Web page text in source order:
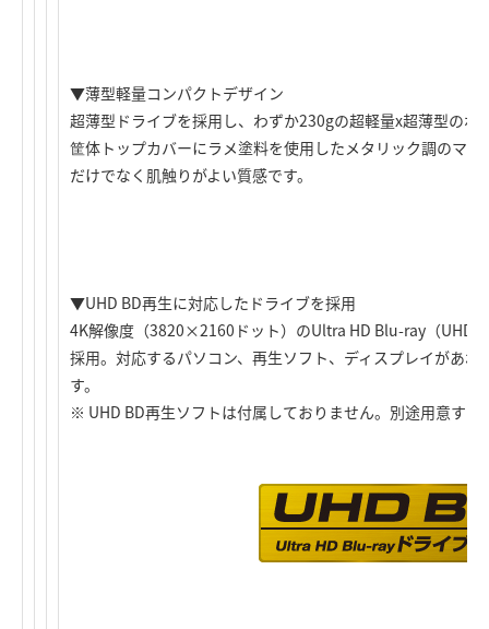
▼薄型軽量コンパクトデザイン
超薄型ドライブを採用し、わずか230gの超軽量x超薄型のポ
筐体トップカバーにラメ塗料を使用したメタリック調のマ
だけでなく肌触りがよい質感です。
▼UHD BD再生に対応したドライブを採用
4K解像度（3820×2160ドット）のUltra HD Blu-ray（UHD
採用。対応するパソコン、再生ソフト、ディスプレイがあ
す。
※ UHD BD再生ソフトは付属しておりません。別途用意する